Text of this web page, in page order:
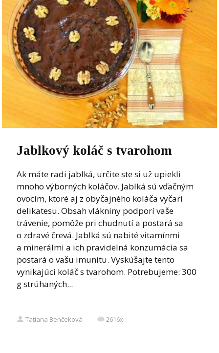
Jablkový koláč s tvarohom
Ak máte radi jablká, určite ste si už upiekli
mnoho výborných koláčov. Jablká sú vďačným
ovocím, ktoré aj z obyčajného koláča vyčarí
delikatesu. Obsah vlákniny podporí vaše
trávenie, pomôže pri chudnutí a postará sa
o zdravé črevá. Jablká sú nabité vitamínmi
a minerálmi a ich pravidelná konzumácia sa
postará o vašu imunitu. Vyskúšajte tento
vynikajúci koláč s tvarohom. Potrebujeme: 300
g strúhaných...
Tatiana Benčeková 2616x